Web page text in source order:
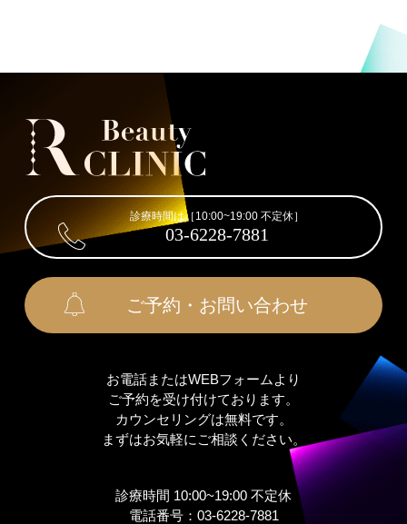
診療時間は［10:00~19:00 不定休］
03-6228-7881
ご予約・お問い合わせ
お電話またはWEBフォームより
ご予約を受け付けております。
カウンセリングは無料です。
まずはお気軽にご相談ください。
診療時間 10:00~19:00 不定休
電話番号：03-6228-7881